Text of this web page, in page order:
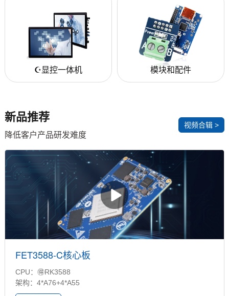
☪️显控一体机 模块和配件
新品推荐
降低客户产品研发难度
视频合辑 >
FET3588-C核心板
CPU：🉐RK3588
架构：4*A76+4*A55